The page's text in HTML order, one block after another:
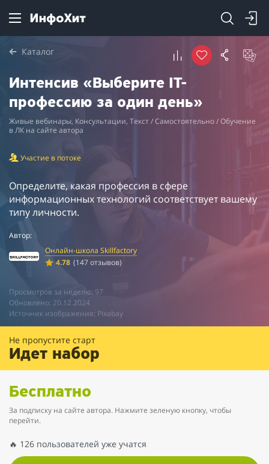
Каталог
Интенсив «Выберите IT-
профессию за один день»
Живые вебинары, Консультации, Текст / Самостоятельно / Обучение
в ЛК на сайте автора
Участие в потоке
Определите, какая профессия в сфере
информационных технологий соответствует вашему
типу личности.
Автор:
Онлайн-школа Skillfactory
4.78 (147 отзывов)
Просмотров за неделю: 97
Обновлено: 20.12.2024
Источник изображения: Pixabay
Не пропустите старт
Идет набор
Бесплатно
За подписку на сайте автора. Нажмите зеленую кнопку, чтобы
перейти.
🔥 126 пользователей уже учатся